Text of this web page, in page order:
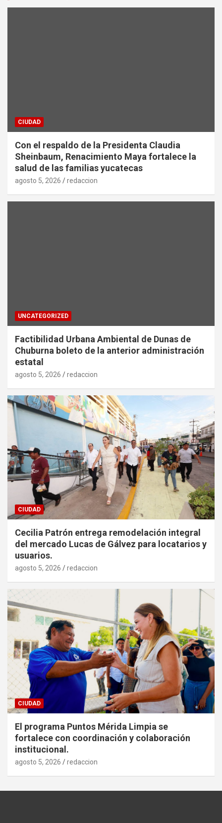
CIUDAD
Con el respaldo de la Presidenta Claudia
Sheinbaum, Renacimiento Maya fortalece la
salud de las familias yucatecas
agosto 5, 2026 redaccion
UNCATEGORIZED
Factibilidad Urbana Ambiental de Dunas de
Chuburna boleto de la anterior administración
estatal
agosto 5, 2026 redaccion
CIUDAD
Cecilia Patrón entrega remodelación integral
del mercado Lucas de Gálvez para locatarios y
usuarios.
agosto 5, 2026 redaccion
CIUDAD
El programa Puntos Mérida Limpia se
fortalece con coordinación y colaboración
institucional.
agosto 5, 2026 redaccion